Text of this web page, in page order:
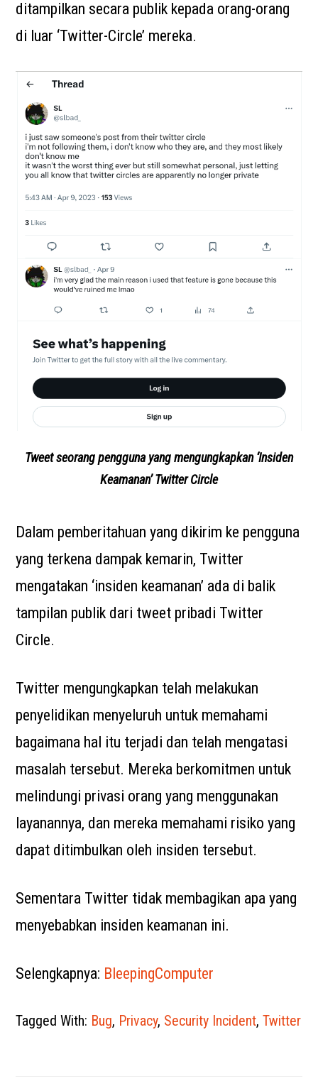
ditampilkan secara publik kepada orang-orang
di luar ‘Twitter-Circle’ mereka.
Tweet seorang pengguna yang mengungkapkan ‘Insiden
Keamanan’ Twitter Circle
Dalam pemberitahuan yang dikirim ke pengguna
yang terkena dampak kemarin, Twitter
mengatakan ‘insiden keamanan’ ada di balik
tampilan publik dari tweet pribadi Twitter
Circle.
Twitter mengungkapkan telah melakukan
penyelidikan menyeluruh untuk memahami
bagaimana hal itu terjadi dan telah mengatasi
masalah tersebut. Mereka berkomitmen untuk
melindungi privasi orang yang menggunakan
layanannya, dan mereka memahami risiko yang
dapat ditimbulkan oleh insiden tersebut.
Sementara Twitter tidak membagikan apa yang
menyebabkan insiden keamanan ini.
Selengkapnya: BleepingComputer
Tagged With: Bug, Privacy, Security Incident,Twitter